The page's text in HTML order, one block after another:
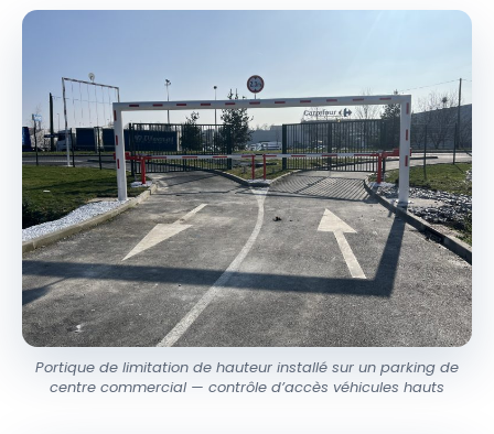
Portique de limitation de hauteur installé sur un parking de
centre commercial — contrôle d’accès véhicules hauts